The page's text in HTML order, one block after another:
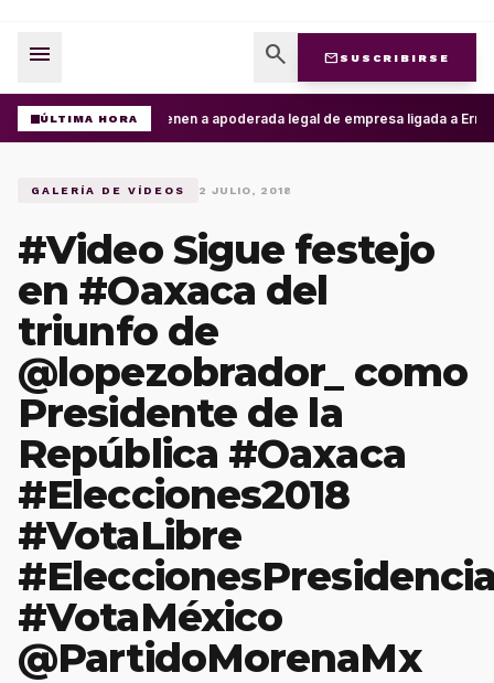
menu search mail SUSCRIBIRSE
ÚLTIMA HORADetienen a apoderada legal de empresa ligada a
GALERÍA DE VÍDEOS 2 JULIO, 2018
#Video Sigue festejo
en #Oaxaca del
triunfo de
@lopezobrador_ como
Presidente de la
República #Oaxaca
#Elecciones2018
#VotaLibre
#VotaMéxico
@PartidoMorenaMx